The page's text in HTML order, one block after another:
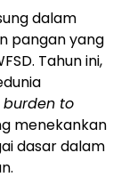
dalam
pangan yang
Tahun ini,
burden to
menekankan
dasar dalam